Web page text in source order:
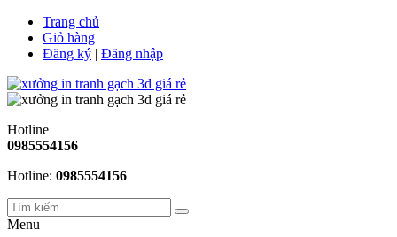
Trang chủ
Giỏ hàng
Đăng ký | Đăng nhập
Hotline
0985554156
Hotline: 0985554156
Menu